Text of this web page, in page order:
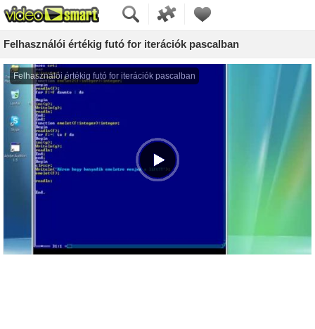
Felhasználói értékig futó for iterációk pascalban